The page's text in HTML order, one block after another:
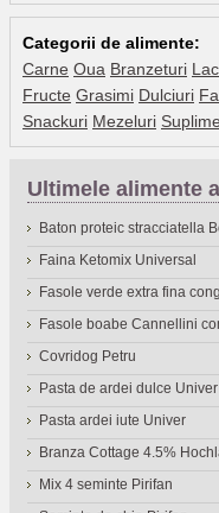
Categorii de alimente:
Carne Oua Branzeturi
Fructe Grasimi Dulciuri
Snackuri Mezeluri
Ultimele alimente
Baton proteic stracciatella
Faina Ketomix Universal
Fasole verde extra fina
Fasole boabe Cannellini
Covridog Petru
Pasta de ardei dulce Univer
Pasta ardei iute Univer
Branza Cottage 4.5%
Mix 4 seminte Pirifan